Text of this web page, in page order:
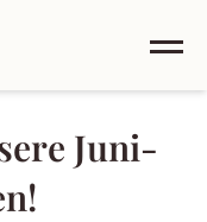
Juni-